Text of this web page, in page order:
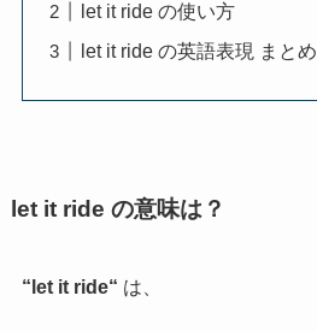
let it ride の使い方
let it ride の英語表現 まとめ
let it ride の意味は？
“ let it ride“ は、